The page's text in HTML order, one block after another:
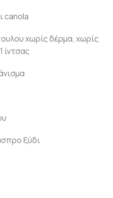
canola
χωρίς δέρμα, χωρίς
ίντσας
ξύδι